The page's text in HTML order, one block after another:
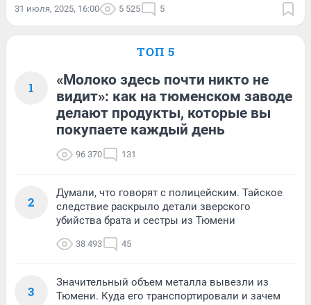
31 июля, 2025, 16:00 5 525 5
ТОП 5
1
«Молоко здесь почти никто не
видит»: как на тюменском заводе
делают продукты, которые вы
покупаете каждый день
96 370 131
2
Думали, что говорят с полицейским. Тайское
следствие раскрыло детали зверского
убийства брата и сестры из Тюмени
38 493 45
3
Значительный объем металла вывезли из
Тюмени. Куда его транспортировали и зачем